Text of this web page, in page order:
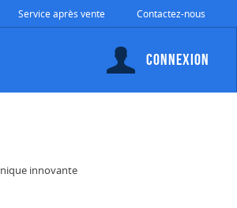
Service après vente Contactez-nous
Connexion
innovante